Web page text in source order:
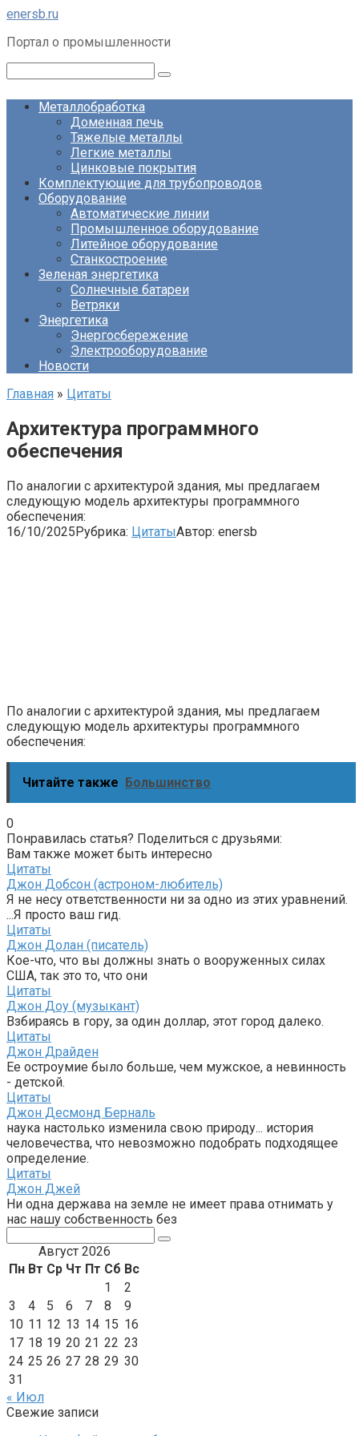
Перейти
контенту
enersb.ru
Портал о промышленности
Металлобработка
Доменная печь
Тяжелые металлы
Легкие металлы
Цинковые покрытия
Комплектующие для трубопроводов
Оборудование
Автоматические линии
Промышленное оборудование
Литейное оборудование
Станкостроение
Зеленая энергетика
Солнечные батареи
Ветряки
Энергетика
Энергосбережение
Электрооборудование
Новости
Главная » Цитаты
Архитектура программного
обеспечения
По аналогии с архитектурой здания, мы предлагаем
следующую модель архитектуры программного
обеспечения:
16/10/2025Рубрика: ЦитатыАвтор: enersb
По аналогии с архитектурой здания, мы предлагаем
следующую модель архитектуры программного
обеспечения:
Читайте также Большинство
0
Понравилась статья? Поделиться с друзьями:
Вам также может быть интересно
Цитаты
Джон Добсон (астроном-любитель)
Я не несу ответственности ни за одно из этих уравнений.
...Я просто ваш гид.
Цитаты
Джон Долан (писатель)
Кое-что, что вы должны знать о вооруженных силах
США, так это то, что они
Цитаты
Джон Доу (музыкант)
Взбираясь в гору, за один доллар, этот город далеко.
Цитаты
Джон Драйден
Ее остроумие было больше, чем мужское, а невинность
- детской.
Цитаты
Джон Десмонд Берналь
наука настолько изменила свою природу... история
человечества, что невозможно подобрать подходящее
определение.
Цитаты
Джон Джей
Ни одна держава на земле не имеет права отнимать у
нас нашу собственность без
Август 2026
Пн Вт Ср Чт Пт Сб Вс
1
2
3
4 5 6 7 8
9
10 11 12 13 14 15 16
17 18 19 20 21 22 23
24 25 26 27 28 29 30
31
« Июл
Свежие записи